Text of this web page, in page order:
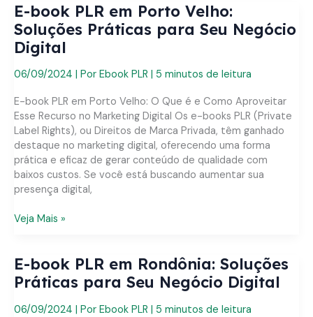
em
Santa
Catarina:
Soluções
Práticas
para
Seu
Negócio
Digital
E-book PLR em Porto Velho:
Soluções Práticas para Seu Negócio
Digital
06/09/2024 | Por Ebook PLR | 5 minutos de leitura
E-book PLR em Porto Velho: O Que é e Como Aproveitar
Esse Recurso no Marketing Digital Os e-books PLR (Private
Label Rights), ou Direitos de Marca Privada, têm ganhado
destaque no marketing digital, oferecendo uma forma
prática e eficaz de gerar conteúdo de qualidade com
baixos custos. Se você está buscando aumentar sua
presença digital,
E-
em
Porto
Velho:
Soluções
Veja Mais »
E-book PLR em Rondônia: Soluções
Práticas para Seu Negócio Digital
06/09/2024 | Por Ebook PLR | 5 minutos de leitura